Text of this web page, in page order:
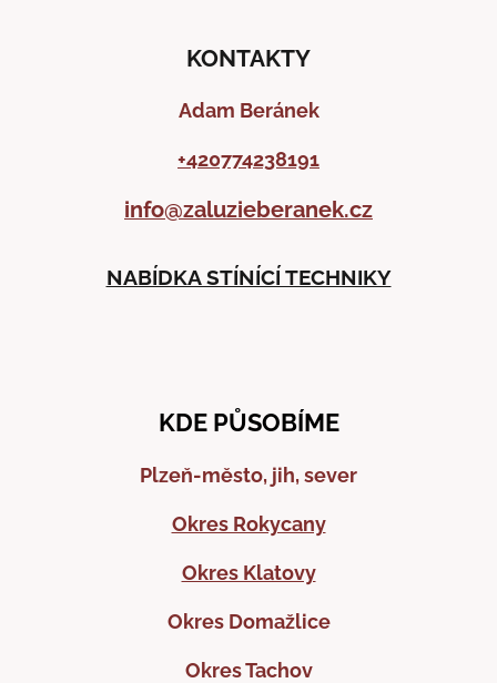
KONTAKTY
Adam Beránek
+420774238191
info@zaluzieberanek.cz
NABÍDKA STÍNÍCÍ TECHNIKY
KDE PŮSOBÍME
Plzeň-město, jih, sever
Okres Rokycany
Okres Klatovy
Okres Domažlice
Okres Tachov